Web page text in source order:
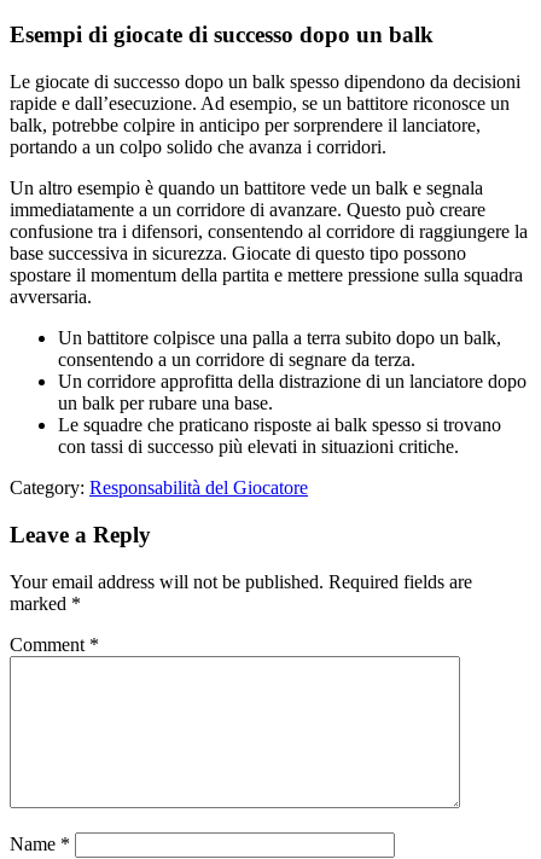
Esempi di giocate di successo dopo un balk
Le giocate di successo dopo un balk spesso dipendono da decisioni
rapide e dall’esecuzione. Ad esempio, se un battitore riconosce un
balk, potrebbe colpire in anticipo per sorprendere il lanciatore,
portando a un colpo solido che avanza i corridori.
Un altro esempio è quando un battitore vede un balk e segnala
immediatamente a un corridore di avanzare. Questo può creare
confusione tra i difensori, consentendo al corridore di raggiungere la
base successiva in sicurezza. Giocate di questo tipo possono
spostare il momentum della partita e mettere pressione sulla squadra
avversaria.
Un battitore colpisce una palla a terra subito dopo un balk,
consentendo a un corridore di segnare da terza.
Un corridore approfitta della distrazione di un lanciatore dopo
un balk per rubare una base.
Le squadre che praticano risposte ai balk spesso si trovano
con tassi di successo più elevati in situazioni critiche.
Category: Responsabilità del Giocatore
Leave a Reply
Your email address will not be published. Required fields are
marked *
Comment *
Name *